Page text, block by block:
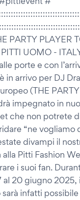
PARTY PLAYER
UOMO -
porte e con
in arrivo per DJ
(THE
impegnato in
che non potrete
“ne vogliamo
divampi il
Pitti Fashion
i suoi fan.
al 20 giugno
sarà infatti